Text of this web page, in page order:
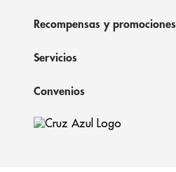
Recompensas y promociones
Servicios
Convenios